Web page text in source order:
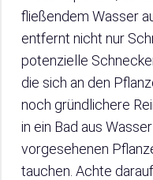
fließendem Wasser
entfernt nicht nur
potenzielle
die sich an den
noch gründlichere
in ein Bad aus
vorgesehenen
tauchen. Achte